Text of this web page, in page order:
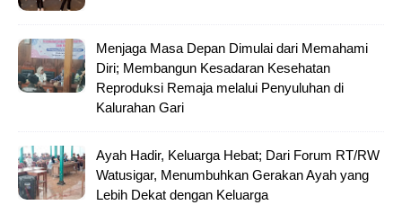
Menjaga Masa Depan Dimulai dari Memahami
Diri; Membangun Kesadaran Kesehatan
Reproduksi Remaja melalui Penyuluhan di
Kalurahan Gari
Ayah Hadir, Keluarga Hebat; Dari Forum RT/RW
Watusigar, Menumbuhkan Gerakan Ayah yang
Lebih Dekat dengan Keluarga